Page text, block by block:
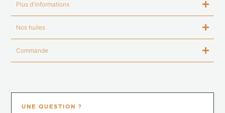
Plus d'informations
Nos huiles
Commande
UNE QUESTION ?